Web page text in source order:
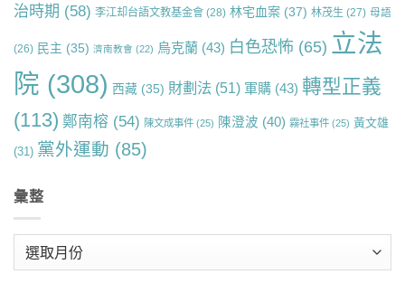
治時期 (58) 李江却台語文教基金會 (28) 林宅血案 (37) 林茂生 (27) 母語
(26) 民主 (35) 濟南教會 (22) 烏克蘭 (43) 白色恐怖 (65) 立法
院 (308) 西藏 (35) 財劃法 (51) 軍購 (43) 轉型正義
(113) 鄭南榕 (54) 陳文成事件 (25) 陳澄波 (40) 霧社事件 (25) 黃文雄
(31) 黨外運動 (85)
彙整